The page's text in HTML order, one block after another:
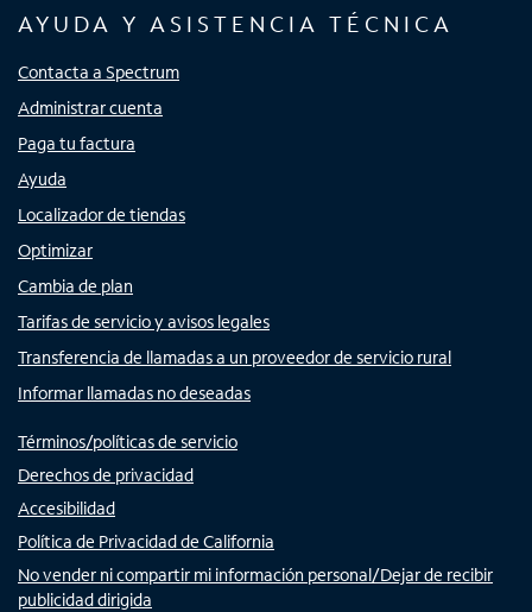
AYUDA Y ASISTENCIA TÉCNICA
Contacta a Spectrum
Administrar cuenta
Paga tu factura
Ayuda
Localizador de tiendas
Optimizar
Cambia de plan
Tarifas de servicio y avisos legales
Transferencia de llamadas a un proveedor de servicio rural
Informar llamadas no deseadas
Términos/políticas de servicio
Derechos de privacidad
Accesibilidad
Política de Privacidad de California
No vender ni compartir mi información personal/Dejar de recibir
publicidad dirigida